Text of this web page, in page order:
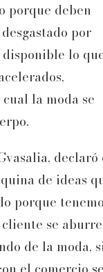
porque deben
por
lo
la moda se
declaró
de ideas
porque
se
de la moda,